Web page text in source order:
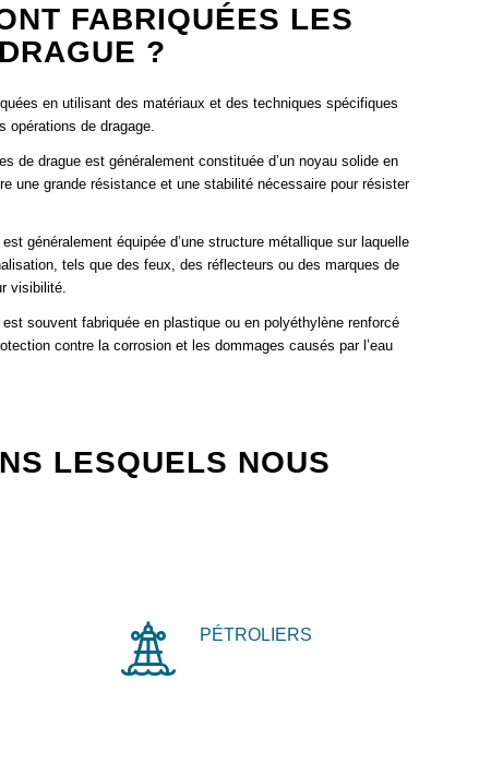
FABRIQUÉES LES
?
en utilisant des matériaux et des techniques spécifiques
opérations de dragage.
de drague est généralement constituée d’un noyau solide en
une grande résistance et une stabilité nécessaire pour résister
généralement équipée d’une structure métallique sur laquelle
tels que des feux, des réflecteurs ou des marques de
visibilité.
souvent fabriquée en plastique ou en polyéthylène renforcé
contre la corrosion et les dommages causés par l’eau
LESQUELS NOUS
PÉTROLIERS